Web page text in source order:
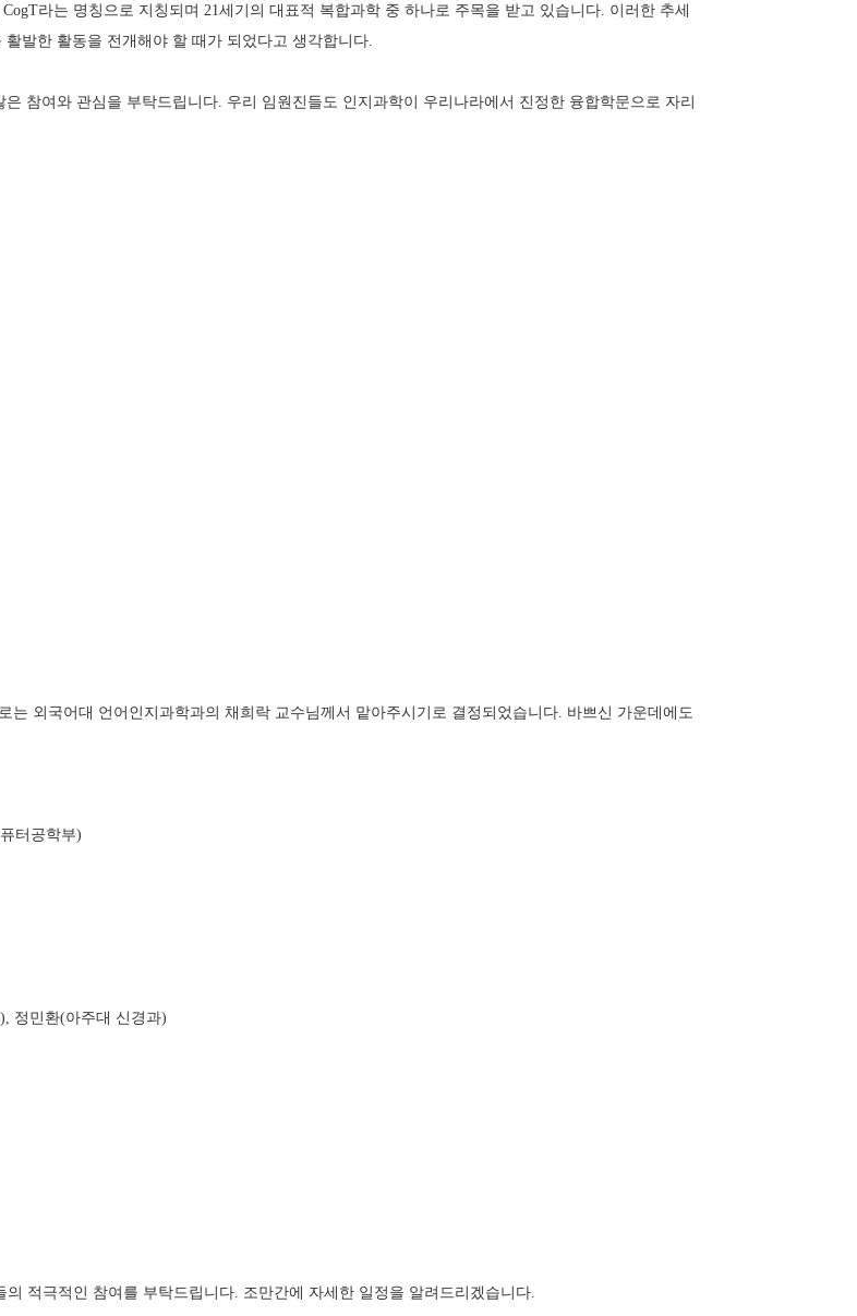
라는 명칭으로 지칭되며 21세기의 대표적 복합과학 중 하나로 주목을 받고 있습니다. 이러한 추세
발한 활동을 전개해야 할 때가 되었다고 생각합니다.
참여와 관심을 부탁드립니다. 우리 임원진들도 인지과학이 우리나라에서 진정한 융합학문으로 자리
외국어대 언어인지과학과의 채희락 교수님께서 맡아주시기로 결정되었습니다. 바쁘신 가운데에도
터공학부)
정민환(아주대 신경과)
적극적인 참여를 부탁드립니다. 조만간에 자세한 일정을 알려드리겠습니다.